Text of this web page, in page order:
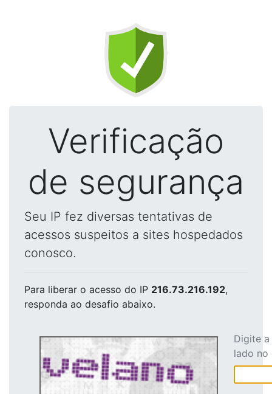
Verificação
de segurança
Seu IP fez diversas tentativas de
acessos suspeitos a sites hospedados
conosco.
Para liberar o acesso do IP 216.73.216.192,
responda ao desafio abaixo.
Digite
lado no